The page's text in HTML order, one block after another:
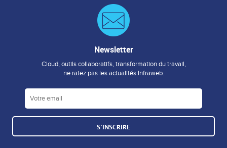
Newsletter
Cloud, outils collaboratifs, transformation du travail,
ne ratez pas les actualités Infraweb.
S'INSCRIRE